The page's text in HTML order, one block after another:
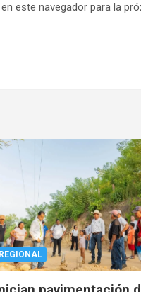
este navegador para la
REGIONAL